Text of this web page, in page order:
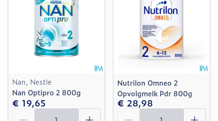
Nan, Nestle
Nan Optipro 2 800g
€ 19,65
Aantal
Nutrilon Omneo 2
Opvolgmelk Pdr 800g
€ 28,98
Aantal